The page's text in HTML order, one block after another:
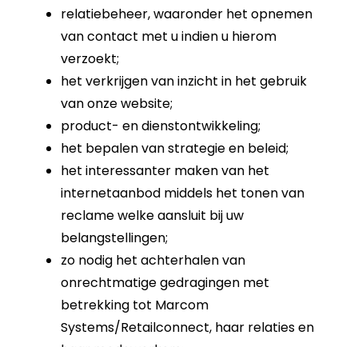
relatiebeheer, waaronder het opnemen
van contact met u indien u hierom
verzoekt;
het verkrijgen van inzicht in het gebruik
van onze website;
product- en dienstontwikkeling;
het bepalen van strategie en beleid;
het interessanter maken van het
internetaanbod middels het tonen van
reclame welke aansluit bij uw
belangstellingen;
zo nodig het achterhalen van
onrechtmatige gedragingen met
betrekking tot Marcom
Systems/Retailconnect, haar relaties en